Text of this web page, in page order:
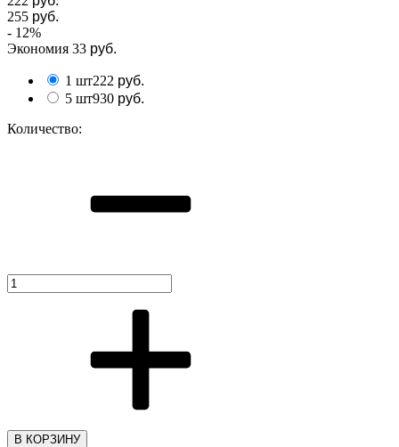
255 руб.
- 12%
Экономия 33 руб.
1 шт222 руб.
5 шт930 руб.
Количество:
В КОРЗИНУ